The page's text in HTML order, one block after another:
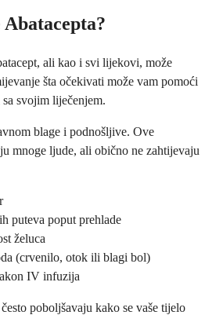
ali kao i svi lijekovi, može
šta očekivati može vam pomoći
svojim liječenjem.
blage i podnošljive. Ove
mnoge ljude, ali obično ne zahtijevaju
puteva poput prehlade
želuca
(crvenilo, otok ili blagi bol)
IV infuzija
poboljšavaju kako se vaše tijelo